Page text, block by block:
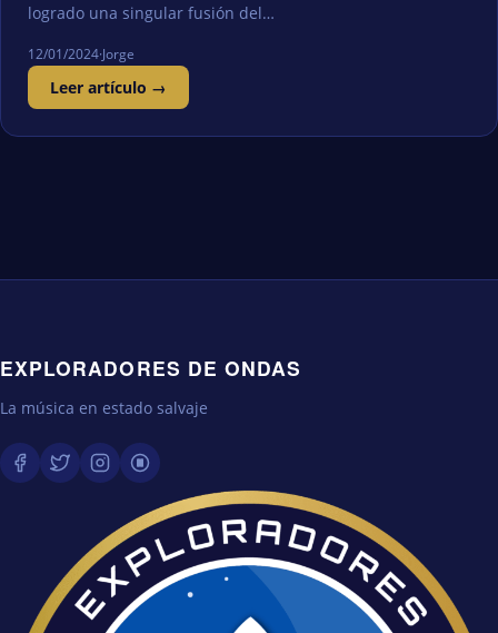
logrado una singular fusión del…
12/01/2024·Jorge
Leer artículo →
EXPLORADORES DE ONDAS
La música en estado salvaje